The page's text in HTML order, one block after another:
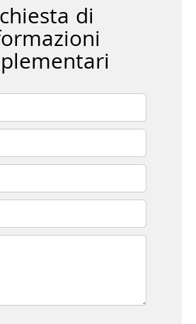
di